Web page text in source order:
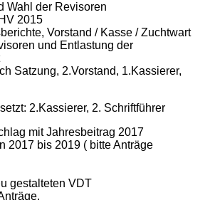
Wahl der Revisoren
2015
Vorstand / Kasse / Zuchtwart
und Entlastung der
Satzung, 2.Vorstand, 1.Kassierer,
2.Kassierer, 2. Schriftführer
mit Jahresbeitrag 2017
2017 bis 2019 ( bitte Anträge
gestalteten VDT